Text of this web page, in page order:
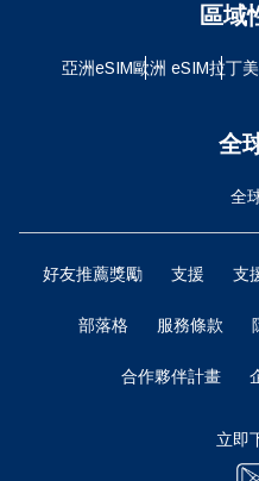
區域
亞洲eSIM歐洲 eSIM拉丁
全
全
好友推薦獎勵 支援 支
部落格 服務條款
合作夥伴計畫
立即